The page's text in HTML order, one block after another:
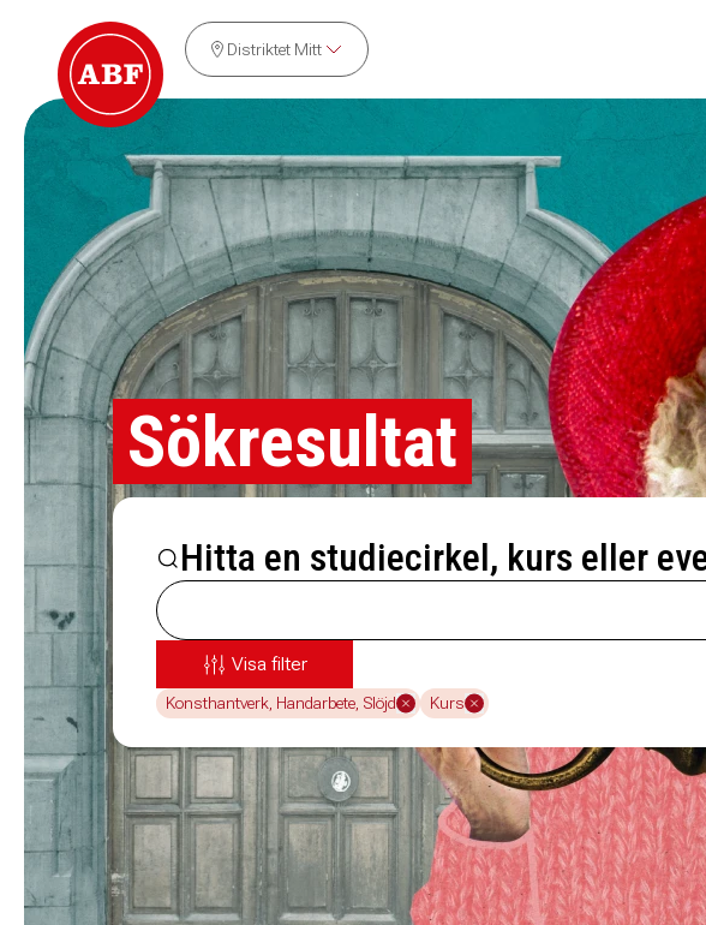
Distriktet Mitt
Sökresultat
Hitta en studiecirkel, kurs eller
Visa filter
Konsthantverk, Handarbete, Slöjd Kurs